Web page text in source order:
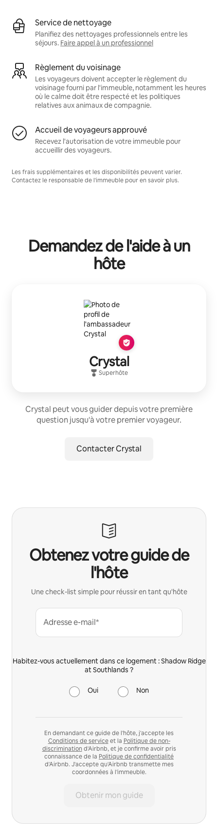
Service de nettoyage
Planifiez des nettoyages professionnels entre les
séjours. Faire appel à un professionnel
Règlement du voisinage
Les voyageurs doivent accepter le règlement du
voisinage fourni par l'immeuble, notamment les heures
où le calme doit être respecté et les politiques
relatives aux animaux de compagnie.
Accueil de voyageurs approuvé
Recevez l'autorisation de votre immeuble pour
accueillir des voyageurs.
Les frais supplémentaires et les disponibilités peuvent varier.
Contactez le responsable de l'immeuble pour en savoir plus.
Demandez de l'aide à un
hôte
Crystal
Superhôte
Crystal peut vous guider depuis votre première
question jusqu'à votre premier voyageur.
Contacter Crystal
Obtenez votre guide de
l'hôte
Une check-list simple pour réussir en tant qu'hôte
Adresse e-mail*
Habitez-vous actuellement dans ce logement : Shadow Ridge
at Southlands ?
Oui Non
En demandant ce guide de l'hôte, j'accepte les
Conditions de serviceet la Politique de non-
discrimination d'Airbnb, et je confirme avoir pris
connaissance de la Politique de confidentialité
d'Airbnb. J'accepte qu'Airbnb transmette mes
coordonnées à l'immeuble.
Obtenir mon guide